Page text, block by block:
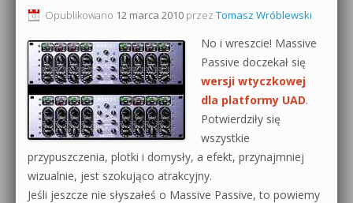
Opublikowano 12 marca 2010 przez Tomasz Wróblewski
No i wreszcie! Massive
Passive doczekał się
wersji wtyczkowej
dla platformy UAD.
Potwierdziły się
wszystkie
przypuszczenia, plotki i domysły, a efekt, przynajmniej
wizualnie, jest szokująco atrakcyjny.
Jeśli jeszcze nie słyszałeś o Massive Passive, to powiemy